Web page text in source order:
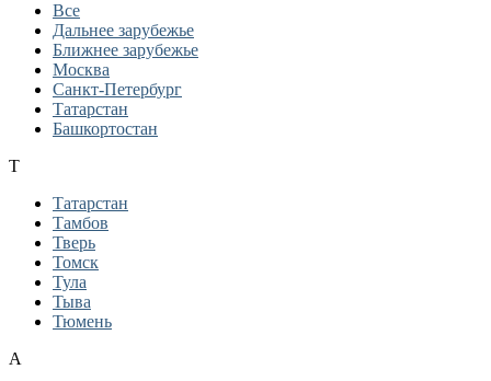
Все
Дальнее зарубежье
Ближнее зарубежье
Москва
Санкт-Петербург
Татарстан
Башкортостан
Т
Татарстан
Тамбов
Тверь
Томск
Тула
Тыва
Тюмень
А